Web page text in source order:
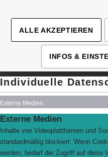
ALLE AKZEPTIEREN
INFOS &
Individuelle
Externe Medien
Externe Medien
Inhalte von Videoplattformen und
standardmäßig blockiert. Wenn
werden, bedarf der Zugriff auf diese